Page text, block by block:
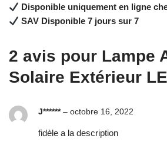
Disponible uniquement en ligne
SAV Disponible 7 jours sur 7
2 avis pour Lampe
Solaire Extérieur
J****** – octobre 16, 2022
fidèle a la description